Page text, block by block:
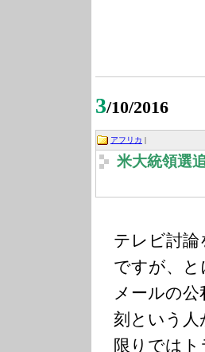
3/10/2016
アフリカ |
米大統領選
テレビ討論
ですが、
メールの
刻という人
限りでは